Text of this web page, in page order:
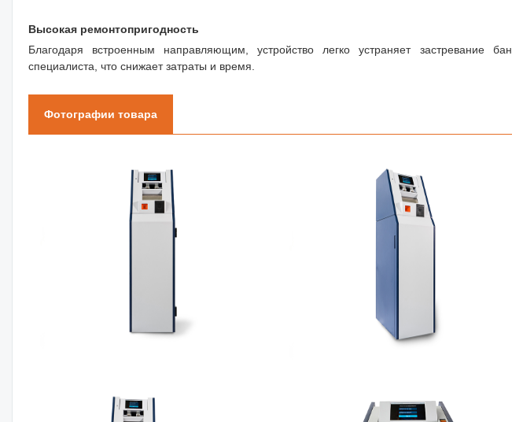
Высокая ремонтопригодность
Благодаря встроенным направляющим, устройство легко устраняет застревание
специалиста, что снижает затраты и время.
Фотографии товара